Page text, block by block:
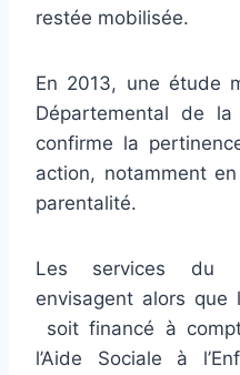
restée mobilisée.
En 2013, une étude
Départemental de la
confirme la
action, notamment
parentalité.
Les services du
envisagent alors que
soit financé à
l’Aide Sociale à